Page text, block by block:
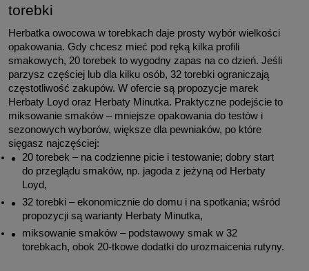
torebki
Herbatka owocowa w torebkach daje prosty wybór wielkości
opakowania. Gdy chcesz mieć pod ręką kilka profili
smakowych, 20 torebek to wygodny zapas na co dzień. Jeśli
parzysz częściej lub dla kilku osób, 32 torebki ograniczają
częstotliwość zakupów. W ofercie są propozycje marek
Herbaty Loyd oraz Herbaty Minutka. Praktyczne podejście to
miksowanie smaków – mniejsze opakowania do testów i
sezonowych wyborów, większe dla pewniaków, po które
sięgasz najczęściej:
20 torebek – na codzienne picie i testowanie; dobry start
do przeglądu smaków, np. jagoda z jeżyną od Herbaty
Loyd,
32 torebki – ekonomicznie do domu i na spotkania; wśród
propozycji są warianty Herbaty Minutka,
miksowanie smaków – podstawowy smak w 32
torebkach, obok 20-tkowe dodatki do urozmaicenia rutyny.